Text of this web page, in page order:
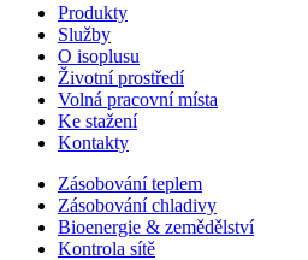
Produkty
Služby
O isoplusu
Životní prostředí
Volná pracovní místa
Ke stažení
Kontakty
Zásobování teplem
Zásobování chladivy
Bioenergie & zemědělství
Kontrola sítě